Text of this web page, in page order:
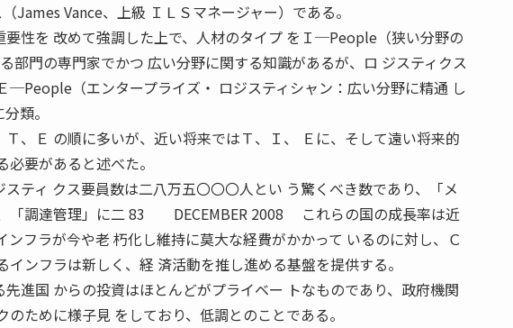
James Vance、上級 ＩＬＳマネージャー）である。
性を 改めて強調した上で、人材のタイプ をＩ─People（狭い分野の
門の専門家でかつ 広い分野に関する知識があるが、ロ ジスティクス
─People（エンタープライズ・ ロジスティシャン：広い分野に精通 し
類。
、Ｅ の順に多いが、近い将来ではＴ、Ｉ、 Ｅに、そして遠い将来的
要があると述べた。
ティ クス要員数は二八万五〇〇〇人とい う驚くべき数であり、「メ
「調達管理」に二 83 DECEMBER 2008 これらの国の成長率は近
ンフラが今や老 朽化し維持に莫大な経費がかかって いるのに対し、Ｃ
インフラは新しく、経 済活動を推し進める基盤を提供する。
進国 からの投資はほとんどがプライベー トなものであり、政府機関
ために様子見 をしており、低調とのことである。